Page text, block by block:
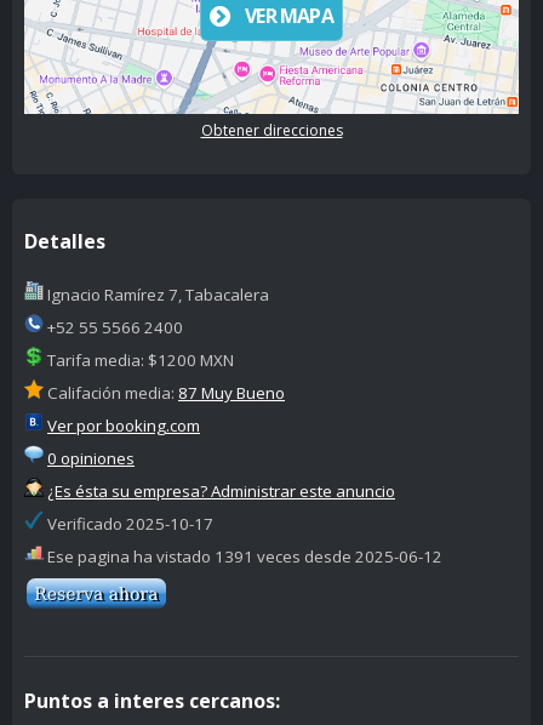
VER MAPA
Obtener direcciones
Detalles
Ignacio Ramírez 7, Tabacalera
+52 55 5566 2400
Tarifa media: $1200 MXN
Califación media: 87 Muy Bueno
Ver por booking.com
0 opiniones
¿Es ésta su empresa? Administrar este anuncio
Verificado 2025-10-17
Ese pagina ha vistado 1391 veces desde 2025-06-12
Puntos a interes cercanos: